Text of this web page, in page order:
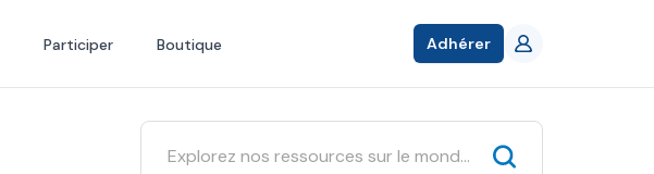
Participer Boutique Adhérer